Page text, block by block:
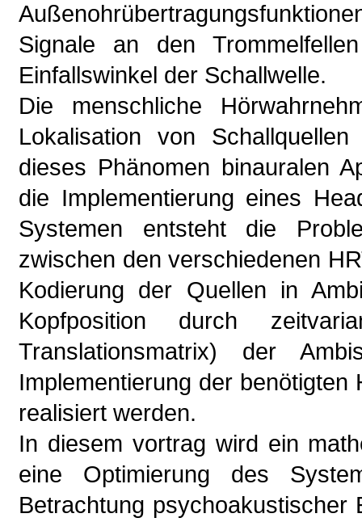
Signale an den
Einfallswinkel der Schallwelle.
Die menschliche
Lokalisation von
dieses Phänomen binauralen
die Implementierung eines
Systemen entsteht die
zwischen den verschiedenen
Kodierung der Quellen in
Kopfposition durch
Translationsmatrix) der
Implementierung der
realisiert werden.
In diesem vortrag wird ein
eine Optimierung des
Betrachtung psychoakustischer